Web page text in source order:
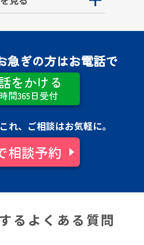
急ぎの方はお電話で
をかける
間365日受付
れ、ご相談はお気軽に。
相談予約
るよくある質問